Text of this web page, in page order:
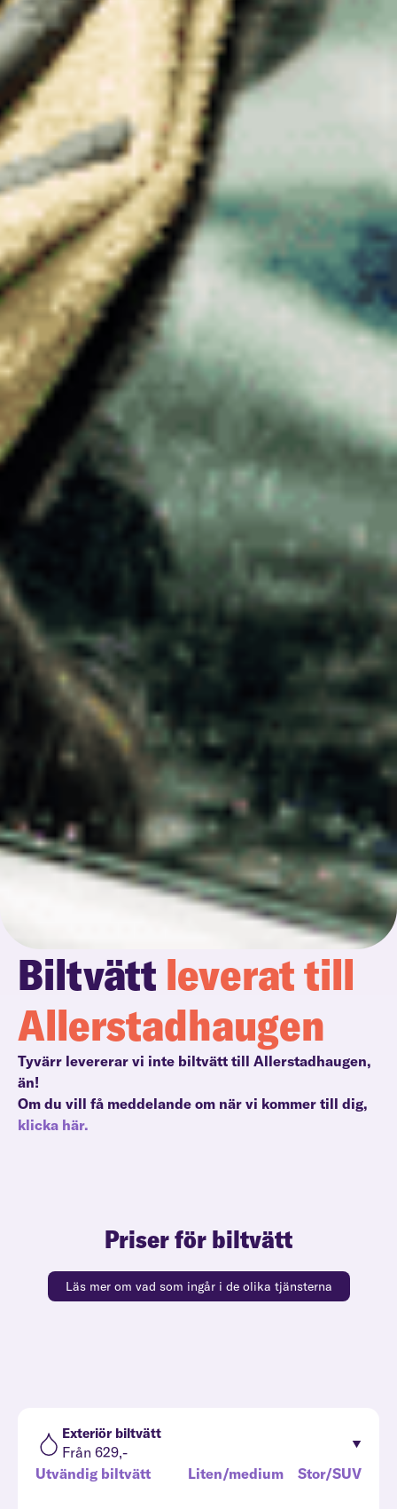
Biltvätt leverat till
Allerstadhaugen
Tyvärr levererar vi inte biltvätt till Allerstadhaugen,
än!
Om du vill få meddelande om när vi kommer till dig,
klicka här.
Priser för biltvätt
Läs mer om vad som ingår i de olika tjänsterna
Exteriör biltvätt
Från 629,-
Utvändig biltvätt
Liten/medium Stor/SUV